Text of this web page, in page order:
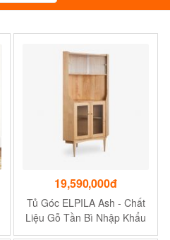
19,590,000đ
Tủ Góc ELPILA Ash - Chất
Liệu Gỗ Tần Bì Nhập Khẩu
- Kích Thước D105cm x